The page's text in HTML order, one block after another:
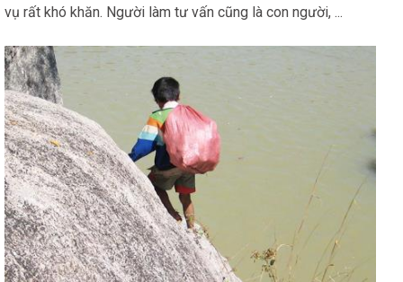
vụ rất khó khăn. Người làm tư vấn cũng là con người, ...